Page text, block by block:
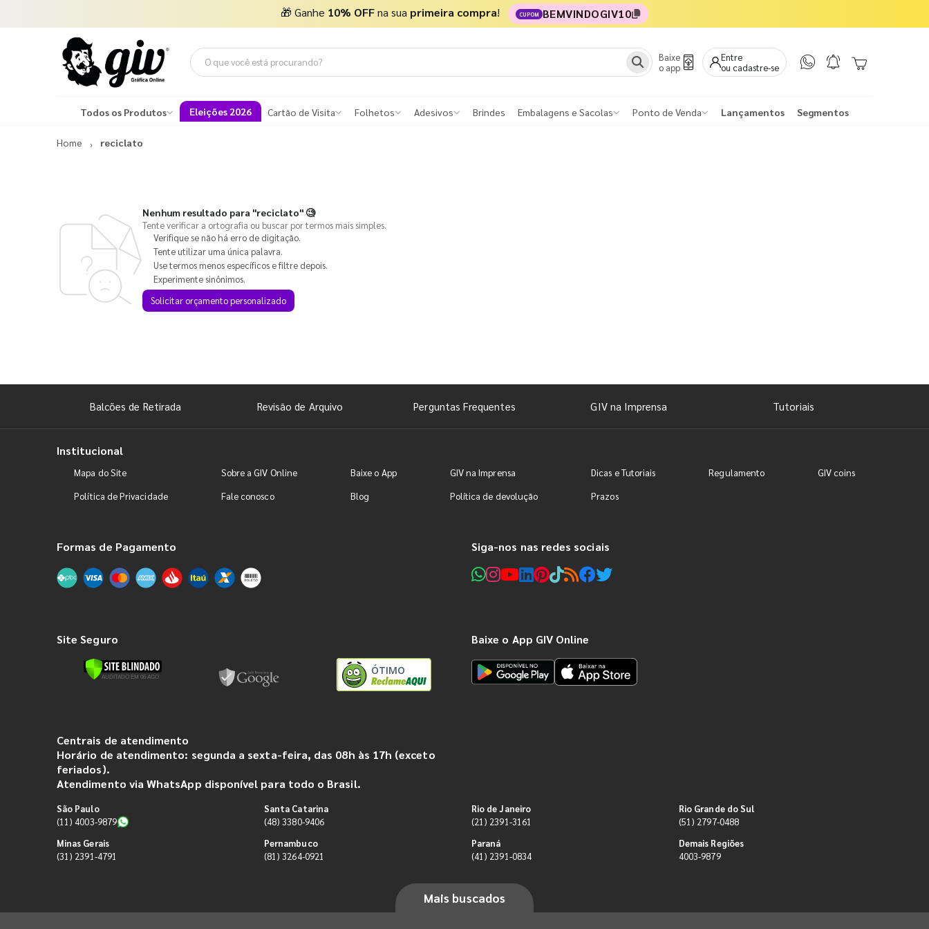
🎁 Ganhe 10% OFFna sua primeira compra! CUPOM BEMVINDOGIV10
Baixe
o app
Entre
ou cadastre-se
Todos os Produtos Eleições 2026 Cartão de Visita Folhetos Adesivos Brindes Embalagens e Sacolas Ponto de Venda Lançamentos Segmentos
Home reciclato
Nenhum resultado para "reciclato"🧐
Tente verificar a ortografia ou buscar por termos mais simples.
Verifique se não há erro de digitação.
Tente utilizar uma única palavra.
Use termos menos específicos e filtre depois.
Experimente sinônimos.
Solicitar orçamento personalizado
Balcões de Retirada Revisão de Arquivo Perguntas Frequentes GIV na Imprensa Tutoriais
Institucional
Mapa do Site Sobre a GIV Online Baixe o App GIV na Imprensa Dicas e Tutoriais Regulamento
GIV coins
Política de Privacidade
Fale conosco Blog Política de devolução Prazos
Formas de Pagamento Siga-nos nas redes sociais
Site Seguro
ÓTIMO
Baixe o App GIV Online
Centrais de atendimento
Horário de atendimento: segunda a sexta-feira, das 08h às 17h (exceto
feriados).
Atendimento via WhatsApp disponível para todo o Brasil.
São Paulo
(11) 4003-9879
Minas Gerais
(31) 2391-4791
Santa Catarina
(48) 3380-9406
Pernambuco
(81) 3264-0921
Rio de Janeiro
(21) 2391-3161
Paraná
(41) 2391-0834
Rio Grande do Sul
(51) 2797-0488
Demais Regiões
4003-9879
Mais buscados